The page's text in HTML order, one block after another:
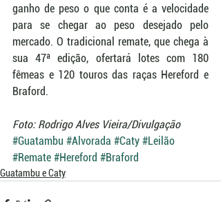
ganho de peso o que conta é a velocidade
para se chegar ao peso desejado pelo
mercado. O tradicional remate, que chega à
sua 47ª edição, ofertará lotes com 180
fêmeas e 120 touros das raças Hereford e
Braford.
Foto: Rodrigo Alves Vieira/Divulgação
#Guatambu #Alvorada #Caty #Leilão
#Remate #Hereford #Braford
Guatambu e Caty